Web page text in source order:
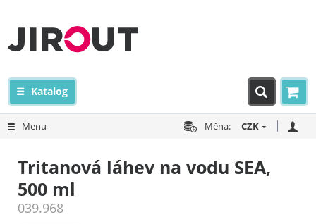
Katalog
Menu Měna: CZK
Tritanová láhev na vodu SEA,
500 ml
039.968